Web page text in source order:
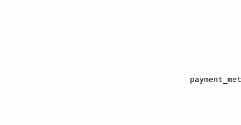
Сервис доступен только магазинам и